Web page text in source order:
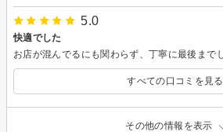
5.0
快適でした
すべての口コミを見る
その他の情報を表示